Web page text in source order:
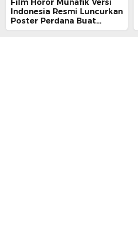
Film Horor Munafik Versi
Indonesia Resmi Luncurkan
Poster Perdana Buat
Kesan Spiritual Religi